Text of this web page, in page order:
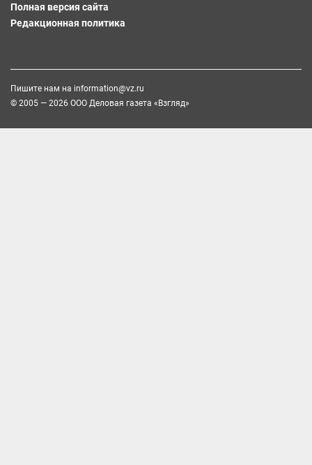
Полная версия сайта
Редакционная политика
Пишите нам на information@vz.ru
© 2005 — 2026 ООО Деловая газета «Взгляд»